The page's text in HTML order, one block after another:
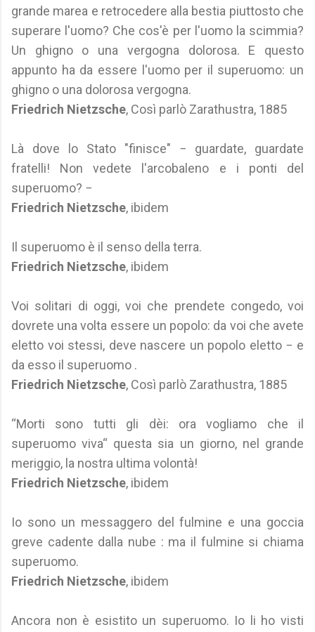
grande marea e retrocedere alla bestia piuttosto che
superare l'uomo? Che cos'è per l'uomo la scimmia?
Un ghigno o una vergogna dolorosa. E questo
appunto ha da essere l'uomo per il superuomo: un
ghigno o una dolorosa vergogna.
Friedrich Nietzsche, Così parlò Zarathustra, 1885
Là dove lo Stato "finisce" − guardate, guardate
fratelli! Non vedete l'arcobaleno e i ponti del
superuomo? −
Friedrich Nietzsche, ibidem
Il superuomo è il senso della terra.
Friedrich Nietzsche, ibidem
Voi solitari di oggi, voi che prendete congedo, voi
dovrete una volta essere un popolo: da voi che avete
eletto voi stessi, deve nascere un popolo eletto − e
da esso il superuomo .
Friedrich Nietzsche, Così parlò Zarathustra, 1885
“Morti sono tutti gli dèi: ora vogliamo che il
superuomo viva“ questa sia un giorno, nel grande
meriggio, la nostra ultima volontà!
Friedrich Nietzsche, ibidem
Io sono un messaggero del fulmine e una goccia
greve cadente dalla nube : ma il fulmine si chiama
superuomo.
Friedrich Nietzsche, ibidem
Ancora non è esistito un superuomo. Io li ho visti